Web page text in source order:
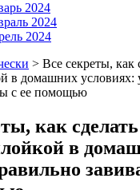
2024
2024
2024
> Все секреты, как
в домашних условиях:
с ее помощью
как
в